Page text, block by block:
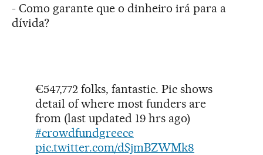
- Como garante que o dinheiro irá para a
dívida?
€547,772 folks, fantastic. Pic shows
detail of where most funders are
from (last updated 19 hrs ago)
#crowdfundgreece
pic.twitter.com/dSjmBZWMk8